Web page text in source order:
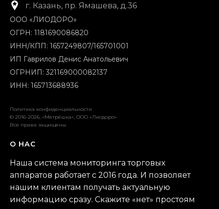
г. Казань, пр. Ямашева, д.36
ООО «ЛИОДОРО»
ОГРН: 1181690086820
ИНН/КПП: 1657249807/165701001
ИП Гаврилов Денис Анатольевич
ОГРНИП: 321169000082137
ИНН: 165713688936
Политика конфиденциальности
© 2016-2026, «Метрёшка», ООО «Лиодоро»
Все права защищены.
О НАС
Наша система мониторинга торговых
аппаратов работает с 2016 года. И позволяет
нашим клиентам получать актуальную
информацию сразу. Скажите «нет» простоям